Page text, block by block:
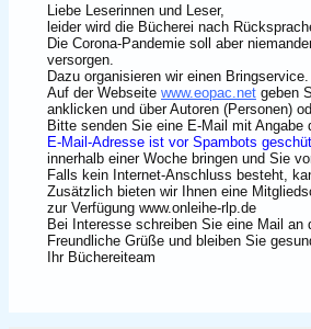
Liebe Leserinnen und Leser,
leider wird die Bücherei nach
Die Corona-Pandemie soll aber
versorgen.
Dazu organisieren wir einen Bringservice.
Auf der Webseite www.eopac.net geben
anklicken und über Autoren (Personen)
Bitte senden Sie eine E-Mail mit
E-Mail-Adresse ist vor Spambots
innerhalb einer Woche bringen und Sie
Falls kein Internet-Anschluss besteht,
Zusätzlich bieten wir Ihnen eine
zur Verfügung www.onleihe-rlp.de
Bei Interesse schreiben Sie eine Mail
Freundliche Grüße und bleiben Sie
Ihr Büchereiteam